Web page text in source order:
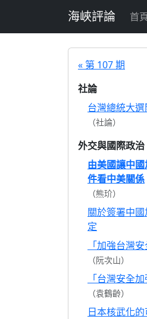
海峽評論 首
« 第 107 期
社論
台灣總統大選
（社論）
外交與國際政治
由美國讓中
件看中美關係
（熊玠）
關於簽署中
定
「加強台灣
（阮次山）
「台灣安全
（袁鶴齡）
日本核武化